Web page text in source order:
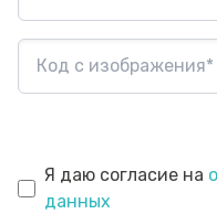
Я даю согласие на
данных